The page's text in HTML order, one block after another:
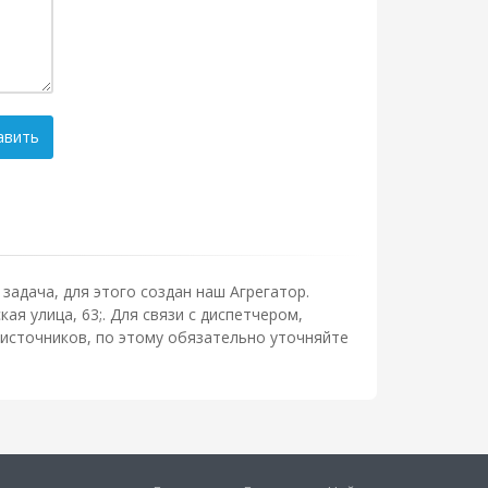
для этого создан наш Агрегатор.
улица, 63;. Для связи с диспетчером,
по этому обязательно уточняйте